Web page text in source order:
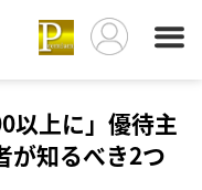
以上に」優待主
が知るべき2つ